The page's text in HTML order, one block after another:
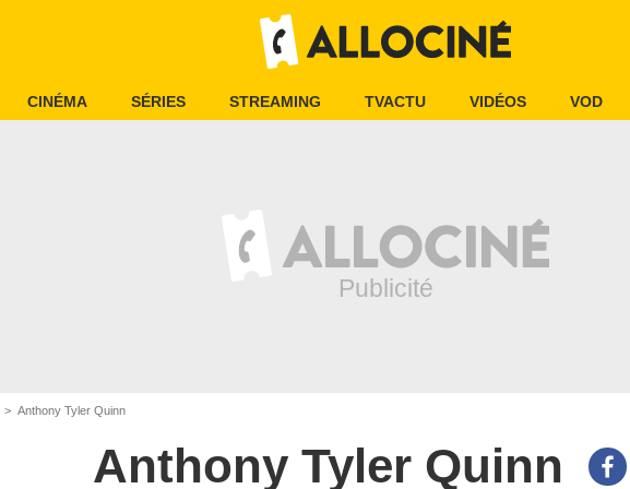
CINÉMA SÉRIES STREAMING TVACTU VIDÉOS VOD
Anthony Tyler Quinn
Anthony Tyler Quinn